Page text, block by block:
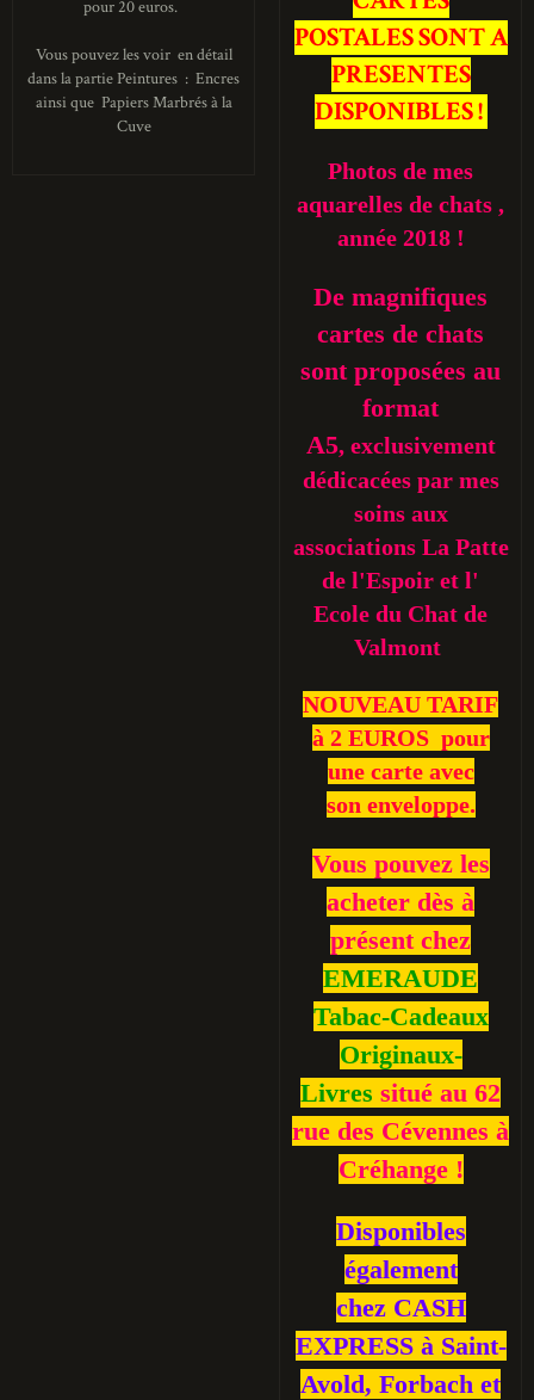
pour 20 euros.
Vous pouvez les voir en détail
dans la partie Peintures : Encres
ainsi que Papiers Marbrés à la
Cuve
POSTALES SONT A
PRESENTES
DISPONIBLES !
Photos de mes
aquarelles de chats ,
année 2018 !
De magnifiques
cartes de chats
sont proposées au
format
A5, exclusivement
dédicacées par mes
soins aux
associations La Patte
de l'Espoir et l'
Ecole du Chat de
Valmont
NOUVEAU TARIF
à 2 EUROS pour
une carte avec
son enveloppe.
Vous pouvez les
acheter dès à
présent chez
EMERAUDE
Tabac-Cadeaux
Originaux-
Livres situé au 62
rue des Cévennes à
Créhange !
Disponibles
également
chez CASH
EXPRESS à Saint-
Avold, Forbach et